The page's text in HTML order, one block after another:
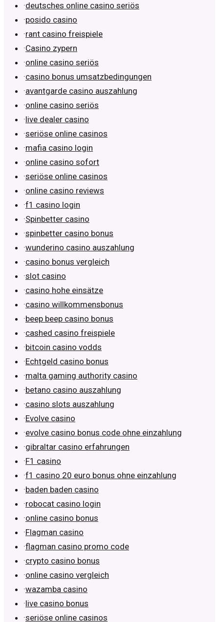
·deutsches online casino seriös
·posido casino
·rant casino freispiele
·Casino zypern
·online casino seriös
·casino bonus umsatzbedingungen
·avantgarde casino auszahlung
·online casino seriös
·live dealer casino
·seriöse online casinos
·mafia casino login
·online casino sofort
·seriöse online casinos
·online casino reviews
·f1 casino login
·Spinbetter casino
·spinbetter casino bonus
·wunderino casino auszahlung
·casino bonus vergleich
·slot casino
·casino hohe einsätze
·casino willkommensbonus
·beep beep casino bonus
·cashed casino freispiele
·bitcoin casino vodds
·Echtgeld casino bonus
·malta gaming authority casino
·betano casino auszahlung
·casino slots auszahlung
·Evolve casino
·evolve casino bonus code ohne einzahlung
·gibraltar casino erfahrungen
·F1 casino
·f1 casino 20 euro bonus ohne einzahlung
·baden baden casino
·robocat casino login
·online casino bonus
·Flagman casino
·flagman casino promo code
·crypto casino bonus
·online casino vergleich
·wazamba casino
·live casino bonus
·seriöse online casinos